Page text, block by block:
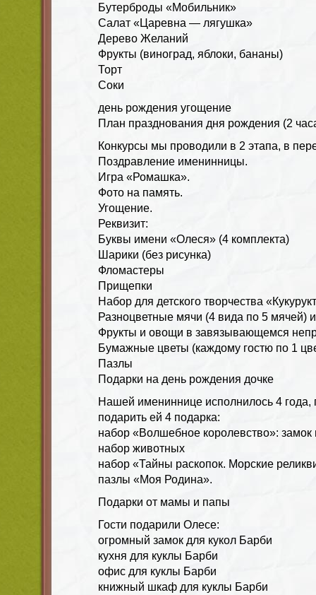
Бутерброды «Мобильник»
Салат «Царевна — лягушка»
Дерево Желаний
Фрукты (виноград, яблоки, бананы)
Торт
Соки
день рождения угощение
План празднования дня рождения (2
Конкурсы мы проводили в 2 этапа, в
Поздравление именинницы.
Игра «Ромашка».
Фото на память.
Угощение.
Реквизит:
Буквы имени «Олеся» (4 комплекта)
Шарики (без рисунка)
Фломастеры
Прищепки
Набор для детского творчества
Разноцветные мячи (4 вида по 5 мячей)
Фрукты и овощи в завязывающемся
Бумажные цветы (каждому гостю по 1
Пазлы
Подарки на день рождения дочке
Нашей имениннице исполнилось 4
подарить ей 4 подарка:
набор «Волшебное королевство»:
набор животных
набор «Тайны раскопок. Морские
пазлы «Моя Родина».
Подарки от мамы и папы
Гости подарили Олесе:
огромный замок для кукол Барби
кухня для куклы Барби
офис для куклы Барби
книжный шкаф для куклы Барби